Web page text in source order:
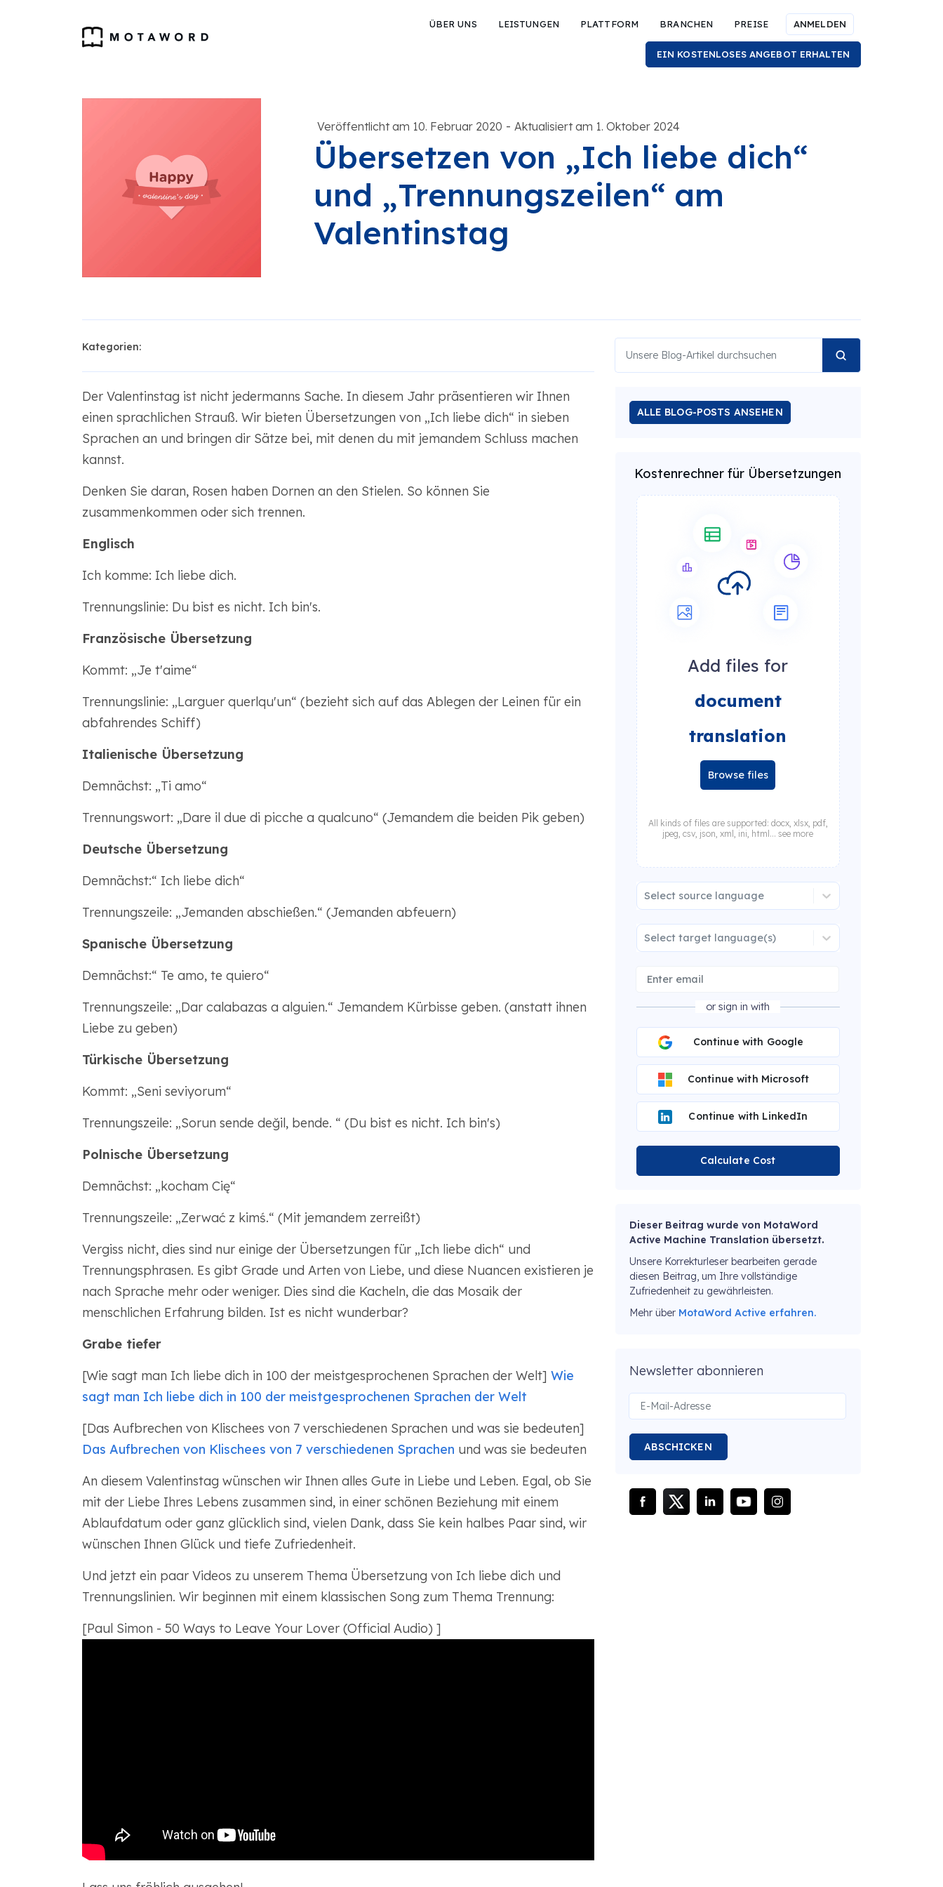
ÜBER UNS LEISTUNGEN PLATTFORM BRANCHEN PREISE ANMELDEN
EIN KOSTENLOSES ANGEBOT ERHALTEN
Veröffentlicht am 10. Februar 2020 - Aktualisiert am 1. Oktober 2024
Übersetzen von „Ich liebe dich“
und „Trennungszeilen“ am
Valentinstag
Kategorien:
Der Valentinstag ist nicht jedermanns Sache. In diesem Jahr präsentieren wir Ihnen
einen sprachlichen Strauß. Wir bieten Übersetzungen von „Ich liebe dich“ in sieben
Sprachen an und bringen dir Sätze bei, mit denen du mit jemandem Schluss machen
kannst.
Denken Sie daran, Rosen haben Dornen an den Stielen. So können Sie
zusammenkommen oder sich trennen.
Englisch
Ich komme: Ich liebe dich.
Trennungslinie: Du bist es nicht. Ich bin's.
Französische Übersetzung
Kommt: „Je t'aime“
Trennungslinie: „Larguer querlqu'un“ (bezieht sich auf das Ablegen der Leinen für ein
abfahrendes Schiff)
Italienische Übersetzung
Demnächst: „Ti amo“
Trennungswort: „Dare il due di picche a qualcuno“ (Jemandem die beiden Pik geben)
Deutsche Übersetzung
Demnächst:“ Ich liebe dich“
Trennungszeile: „Jemanden abschießen.“ (Jemanden abfeuern)
Spanische Übersetzung
Demnächst:“ Te amo, te quiero“
Trennungszeile: „Dar calabazas a alguien.“ Jemandem Kürbisse geben. (anstatt ihnen
Liebe zu geben)
Türkische Übersetzung
Kommt: „Seni seviyorum“
Trennungszeile: „Sorun sende değil, bende. “ (Du bist es nicht. Ich bin's)
Polnische Übersetzung
Demnächst: „kocham Cię“
Trennungszeile: „Zerwać z kimś.“ (Mit jemandem zerreißt)
Vergiss nicht, dies sind nur einige der Übersetzungen für „Ich liebe dich“ und
Trennungsphrasen. Es gibt Grade und Arten von Liebe, und diese Nuancen existieren je
nach Sprache mehr oder weniger. Dies sind die Kacheln, die das Mosaik der
menschlichen Erfahrung bilden. Ist es nicht wunderbar?
Grabe tiefer
[Wie sagt man Ich liebe dich in 100 der meistgesprochenen Sprachen der Welt] Wie
sagt man Ich liebe dich in 100 der meistgesprochenen Sprachen der Welt
[Das Aufbrechen von Klischees von 7 verschiedenen Sprachen und was sie bedeuten]
Das Aufbrechen von Klischees von 7 verschiedenen Sprachen und was sie bedeuten
An diesem Valentinstag wünschen wir Ihnen alles Gute in Liebe und Leben. Egal, ob Sie
mit der Liebe Ihres Lebens zusammen sind, in einer schönen Beziehung mit einem
Ablaufdatum oder ganz glücklich sind, vielen Dank, dass Sie kein halbes Paar sind, wir
wünschen Ihnen Glück und tiefe Zufriedenheit.
Und jetzt ein paar Videos zu unserem Thema Übersetzung von Ich liebe dich und
Trennungslinien. Wir beginnen mit einem klassischen Song zum Thema Trennung:
[Paul Simon - 50 Ways to Leave Your Lover (Official Audio) ]
ALLE BLOG-POSTS ANSEHEN
Kostenrechner für Übersetzungen
Add files for
document
translation
Browse files
All kinds of files are supported: docx, xlsx, pdf,
jpeg, csv, json, xml, ini, html... see more
Select source language
Select target language(s)
or sign in with
Continue with Google
Continue with Microsoft
Continue with LinkedIn
Calculate Cost
Dieser Beitrag wurde von MotaWord
Active Machine Translation übersetzt.
Unsere Korrekturleser bearbeiten gerade
diesen Beitrag, um Ihre vollständige
Zufriedenheit zu gewährleisten.
Mehr über MotaWord Active erfahren.
Newsletter abonnieren
ABSCHICKEN